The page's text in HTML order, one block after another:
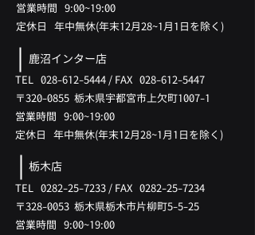
​営業時間 9:00~19:00
​定休日 年中無休(年末12月28~1月1日を除く)
TEL 028-612-5444 / FAX 028-612-5447
〒320-0855 ​栃木県宇都宮市上欠町1007-1
​営業時間 9:00~19:00
​定休日 年中無休(年末12月28~1月1日を除く)
鹿沼インター店
TEL 0282-25-7233 / FAX 0282-25-7234
〒328-0053 ​栃木県栃木市片柳町5-5-25
営業時間 9:00~19:00
栃木店